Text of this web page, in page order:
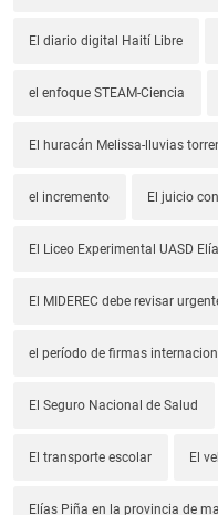
El diario digital Haití Libre
el enfoque STEAM-Ciencia
El huracán Melissa-lluvias
el incremento El juicio
El Liceo Experimental UASD
El MIDEREC debe revisar
el período de firmas
El Seguro Nacional de Salud
El transporte escolar El
Elías Piña en la provincia de